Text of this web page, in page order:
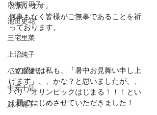
内海万里子
池田史花
三宅里菜
上沼純子
小笠原優子
中安千晶
財木麗子
と思います。
何事もなく皆様がご無事であることを祈
っております。
この流れは私も、「暑中お見舞い申し上
げます」、、かな？と思いましたが、、
パリ・オリンピックはじまる！！！とい
う題ではじめさせていただきました！